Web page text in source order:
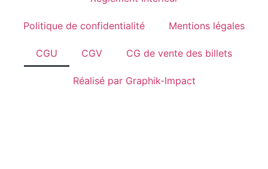
Politique de confidentialité Mentions légales
CGU CGV CG de vente des billets
Réalisé par Graphik-Impact